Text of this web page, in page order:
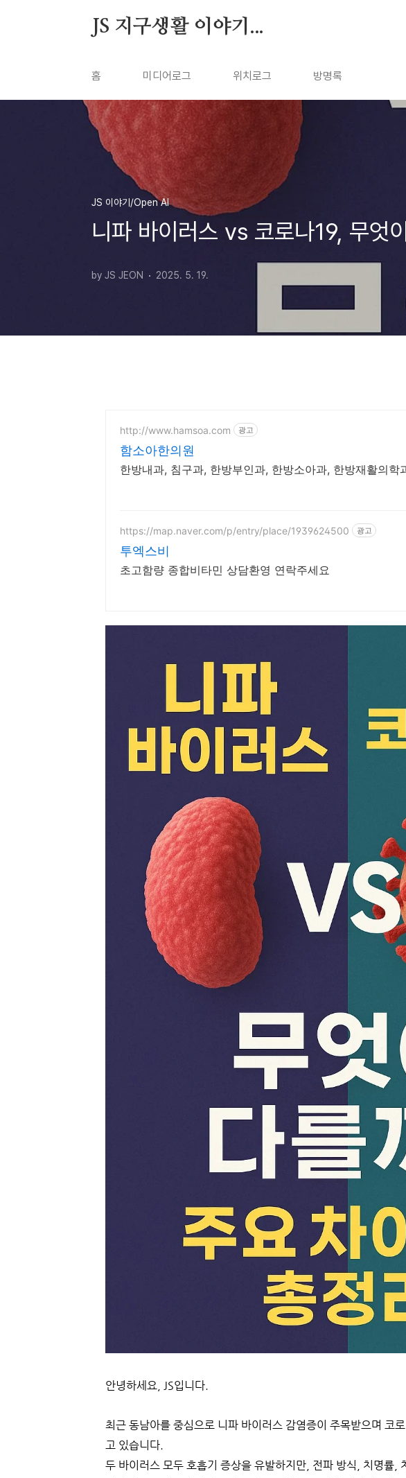
JS 지구생활 이야기...
홈 미디어로그 위치로그 방명록
JS 이야기/Open AI
니파 바이러스 vs 코로나19, 무엇
by JS JEON 2025. 5. 19.
http://www.hamsoa.com 광고
함소아한의원
한방내과, 침구과, 한방부인과, 한방소아과, 한방재활의학
https://map.naver.com/p/entry/place/1939624500 광고
투엑스비
초고함량 종합비타민 상담환영 연락주세요
안녕하세요, JS입니다.
최근 동남아를 중심으로 니파 바이러스 감염증이 주목받으며 코
고 있습니다.
두 바이러스 모두 호흡기 증상을 유발하지만, 전파 방식, 치명률,